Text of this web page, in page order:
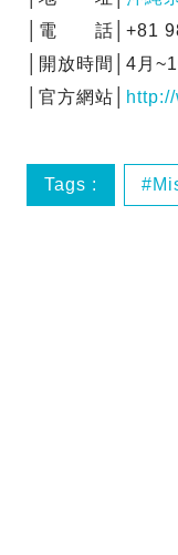
│電 話│+81
│開放時間│4月
│官方網站│
Tags :